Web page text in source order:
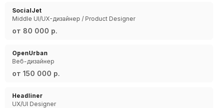
SocialJet
Middle UI/UX-дизайнер / Product Designer
от 80 000 р.
OpenUrban
Веб-дизайнер
от 150 000 р.
Headliner
UX/UI Designer